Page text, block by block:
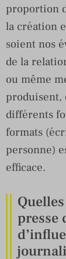
proportion
la création
soient nos
de la
ou même
produisent,
différents
formats
personne)
efficace.
presse